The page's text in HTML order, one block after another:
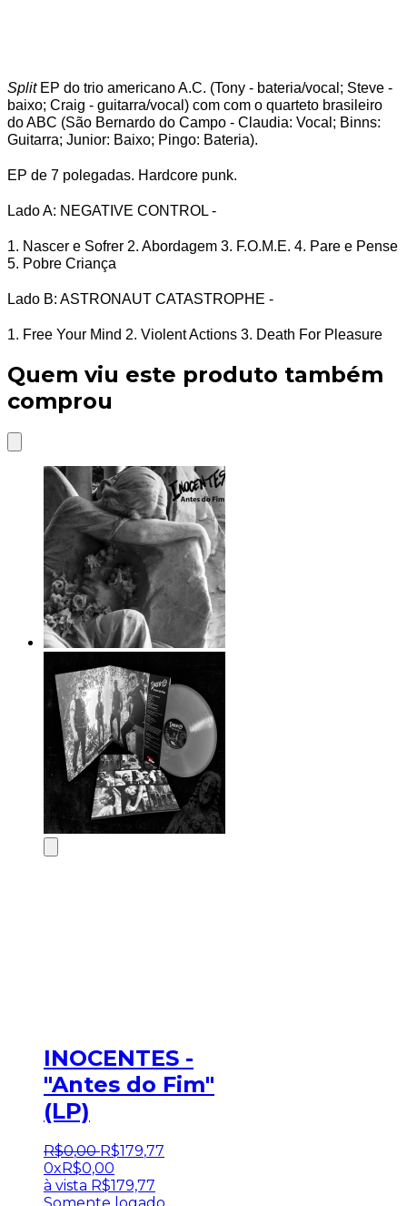
SplitEP do trio americano A.C. (Tony - bateria/vocal; Steve -
baixo; Craig - guitarra/vocal) com com o quarteto brasileiro
do ABC (São Bernardo do Campo - Claudia: Vocal; Binns:
Guitarra; Junior: Baixo; Pingo: Bateria).
EP de 7 polegadas. Hardcore punk.
Lado A: NEGATIVE CONTROL -
1. Nascer e Sofrer 2. Abordagem 3. F.O.M.E. 4. Pare e Pense
5. Pobre Criança
Lado B: ASTRONAUT CATASTROPHE -
1. Free Your Mind 2. Violent Actions 3. Death For Pleasure
Quem viu este produto também
comprou
INOCENTES -
"Antes do Fim"
(LP)
R$0,00 R$179,77
0x R$0,00
à vista R$179,77